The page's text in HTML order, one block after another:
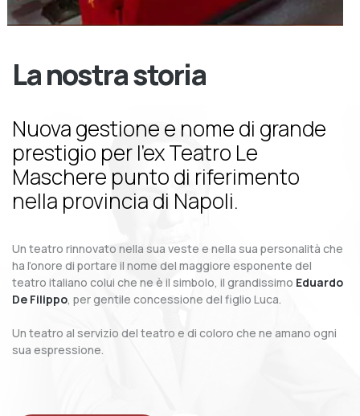
La nostra storia
Nuova gestione e nome di grande
prestigio per l’ex Teatro Le
Maschere punto di riferimento
nella provincia di Napoli.
Un teatro rinnovato nella sua veste e nella sua personalità che
ha l’onore di portare il nome del maggiore esponente del
teatro italiano colui che ne è il simbolo, il grandissimo Eduardo
De Filippo, per gentile concessione del figlio Luca.
Un teatro al servizio del teatro e di coloro che ne amano ogni
sua espressione.